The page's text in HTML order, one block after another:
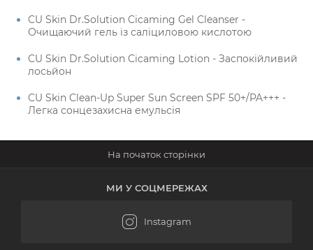
CU Skin Dr.Solution Cicaming Gel Cleanser -
Очищаючий гель із саліциловою кислотою
CU Skin Dr.Solution Cicaming Lotion - Заспокійливий
лосьйон
CU Skin Clean-Up Super Sun Screen SPF 50+/PA+++ -
Легка сонцезахисна емульсія
МИ У СОЦМЕРЕЖАХ